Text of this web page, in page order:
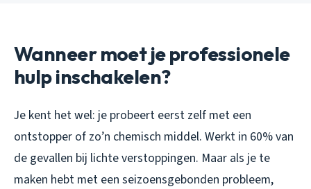
Wanneer moet je professionele
hulp inschakelen?
Je kent het wel: je probeert eerst zelf met een
ontstopper of zo’n chemisch middel. Werkt in 60% van
de gevallen bij lichte verstoppingen. Maar als je te
maken hebt met een seizoensgebonden probleem,